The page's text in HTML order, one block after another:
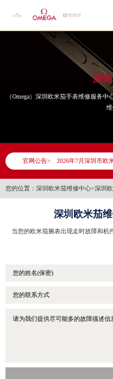
深
（Omega）深圳欧米茄手表维修服务
维
官网公告>
2026年7月欧米茄深
2026年7月深圳市欧
2026年7月欧米茄售
节假日正常营业！
您的位置： 深圳欧米茄维修中心>深圳
深圳欧米茄
当您的欧米茄腕表出现走时故障和机